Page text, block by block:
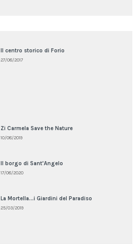
Il centro storico di Forio
27/08/2017
Zi Carmela Save the Nature
10/08/2019
Il borgo di Sant'Angelo
17/08/2020
La Mortella...i Giardini del Paradiso
25/03/2019